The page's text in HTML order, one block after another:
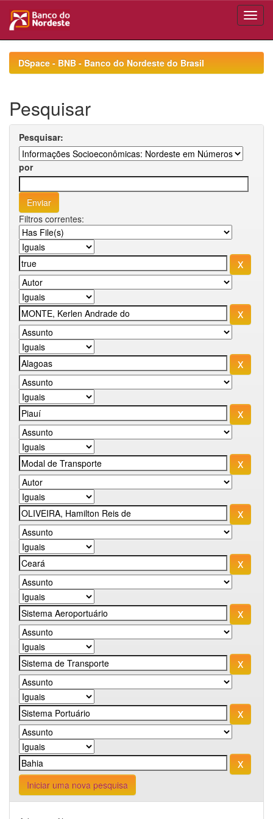
navigationDSpace - BNB - Banco do Nordeste do Brasil
Pesquisar
Pesquisar:
por
Filtros correntes:
Iniciar uma nova pesquisa